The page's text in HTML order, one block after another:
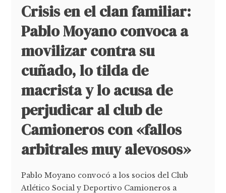
Crisis en el clan familiar:
Pablo Moyano convoca a
movilizar contra su
cuñado, lo tilda de
macrista y lo acusa de
perjudicar al club de
Camioneros con «fallos
arbitrales muy alevosos»
Pablo Moyano convocó a los socios del Club
Atlético Social y Deportivo Camioneros a